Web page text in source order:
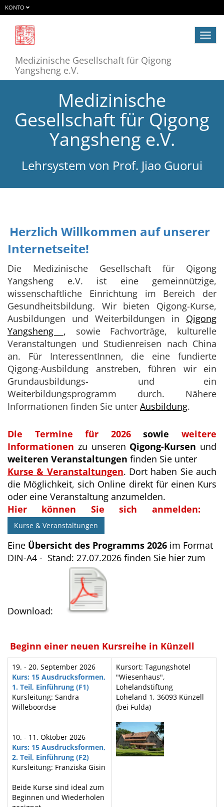
KONTO
ein-/
Medizinische Gesellschaft für Qigong
Yangsheng e.V.
Medizinische
Gesellschaft für Qigong
Yangsheng e.V.
Lehrsystem von Prof. Jiao Guorui
Herzlich Willkommen auf unserer
Internetseite!
Die Medizinische Gesellschaft für Qigong
Yangsheng e.V. ist eine gemeinnützige,
wissenschaftliche Einrichtung im Bereich der
Gesundheitsbildung. Wir bieten Qigong-Kurse,
Ausbildungen und Weiterbildungen in Qigong
Yangsheng , sowie Fachvorträge, kulturelle
Veranstaltungen und Studienreisen nach China
an. Für InteressentInnen, die eine fundierte
Qigong-Ausbildung anstreben, führen wir ein
Grundausbildungs- und ein
Weiterbildungsprogramm durch. Nähere
Informationen finden Sie unter Ausbildung.
Die Termine für 2026sowieweitere
Informationen zu unseren Qigong-Kursen und
weiteren Veranstaltungen finden Sie unter
Kurse & Veranstaltungen. Dort haben Sie auch
die Möglichkeit, sich Online direkt für einen Kurs
oder eine Veranstaltung anzumelden.
Hier können Sie sich anmelden:
Kurse & Veranstaltungen
Eine Übersicht des Programms 2026 im Format
DIN-A4 - Stand: 27.07.2026 finden Sie hier zum
Download:
Beginn einer neuen Kursreihe in Künzell
19. - 20. September 2026
Kurs: 15 Ausdrucksformen,
1. Teil, Einführung (F1)
Kursleitung: Sandra
Willeboordse
10. - 11. Oktober 2026
Kurs: 15 Ausdrucksformen,
2. Teil, Einführung (F2)
Kursleitung: Franziska Gisin
Beide Kurse sind ideal zum
Beginnen und Wiederholen
Kursort: Tagungshotel
"Wiesenhaus",
Lohelandstiftung
Loheland 1, 36093 Künzell
(bei Fulda)